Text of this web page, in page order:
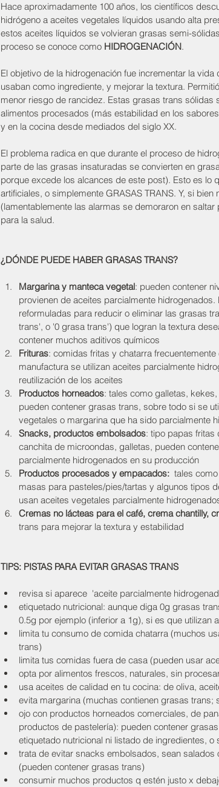
Hace aproximadamente 100 años, los científicos
hidrógeno a aceites vegetales líquidos usando alta
estos aceites líquidos se volvieran grasas semi-
proceso se conoce como HIDROGENACIÓN.
El objetivo de la hidrogenación fue incrementar la
usaban como ingrediente, y mejorar la textura.
menor riesgo de rancidez. Estas grasas trans sólidas
alimentos procesados (más estabilidad en los
y en la cocina desde mediados del siglo XX.
El problema radica en que durante el proceso de
parte de las grasas insaturadas se convierten en
porque excede los alcances de este post). Esto es lo
artificiales, o simplemente GRASAS TRANS. Y, si
(lamentablemente las alarmas se demoraron en
para la salud.
¿DÓNDE PUEDE HABER GRASAS TRANS?
Margarina y manteca vegetal: pueden contener
provienen de aceites parcialmente
reformuladas para reducir o eliminar las grasas
trans', o '0 grasa trans') que logran la textura
contener muchos aditivos químicos
Frituras: comidas fritas y chatarra
manufactura se utilizan aceites parcialmente
reutilización de los aceites
Productos horneados: tales como galletas,
pueden contener grasas trans, sobre todo si se
vegetales o margarina que ha sido parcialmente
Snacks, productos embolsados: tipo papas fritas
canchita de microondas, galletas, pueden
parcialmente hidrogenados en su producción
Productos procesados y empacados: tales como
masas para pasteles/pies/tartas y algunos tipos
usan aceites vegetales parcialmente
Cremas no lácteas para el café, crema chantilly,
trans para mejorar la textura y estabilidad
TIPS: PISTAS PARA EVITAR GRASAS TRANS
revisa si aparece  'aceite parcialmente
etiquetado nutricional: aunque diga 0g grasas
0.5g por ejemplo (inferior a 1g), si es que utilizan
limita tu consumo de comida chatarra (muchos
trans)
limita tus comidas fuera de casa (pueden usar
opta por alimentos frescos, naturales, sin
usa aceites de calidad en tu cocina: de oliva,
evita margarina (muchas contienen grasas
ojo con productos horneados comerciales, de
productos de pastelería): pueden contener
etiquetado nutricional ni listado de ingredientes,
trata de evitar snacks embolsados, sean
(pueden contener grasas trans)
consumir muchos productos q estén justo x